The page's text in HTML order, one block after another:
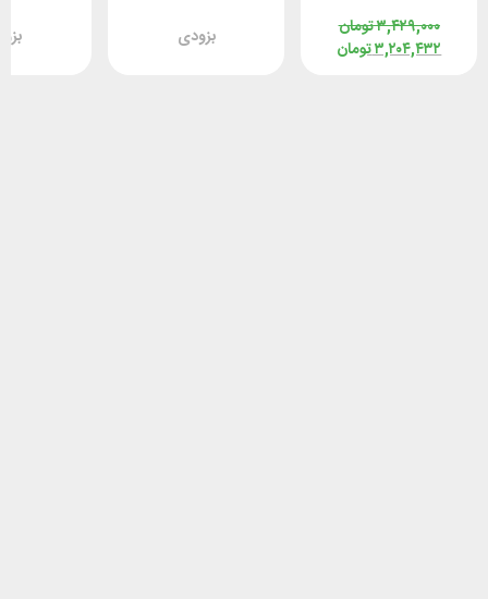
3000 توان 15 وات
تومان۳,۴۲۹,۰۰۰
تومان۳,۲۰۴,۴۳۲ بزودی